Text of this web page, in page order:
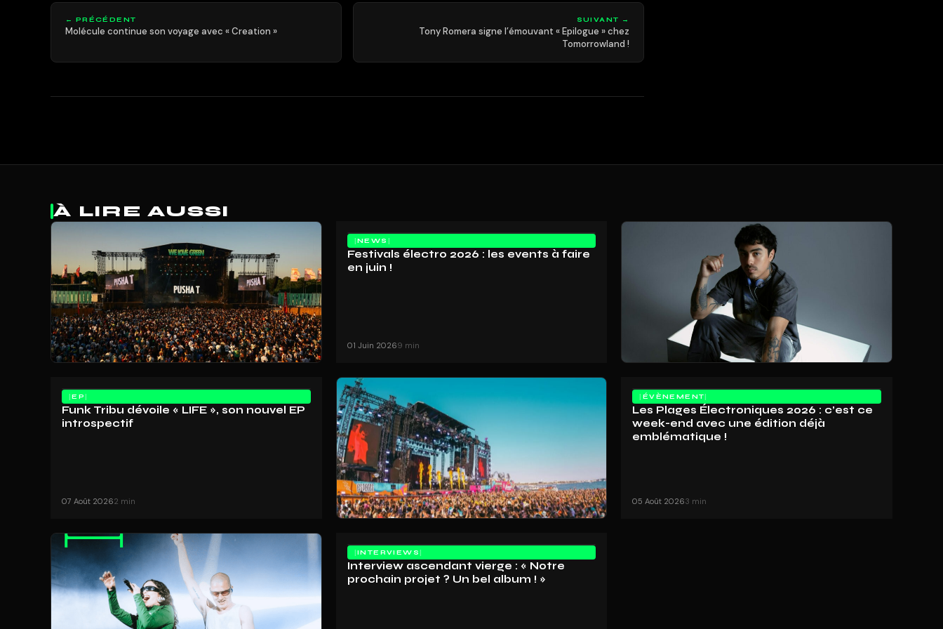
← PRÉCÉDENT
Molécule continue son voyage avec « Creation »
SUIVANT →
Tony Romera signe l’émouvant « Epilogue » chez
Tomorrowland !
À LIRE AUSSI
NEWS
Festivals électro 2026 : les events à faire
en juin !
01 Juin 20269 min
EP
Funk Tribu dévoile « LIFE », son nouvel EP
introspectif
07 Août 20262 min
ÉVÈNEMENT
Les Plages Électroniques 2026 : c’est ce
week-end avec une édition déjà
emblématique !
05 Août 20263 min
INTERVIEWS
Interview ascendant vierge : « Notre
prochain projet ? Un bel album ! »